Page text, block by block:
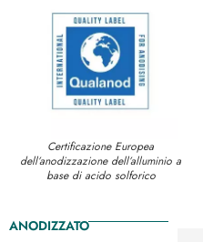
Certificazione Europea
dell’anodizzazione dell’alluminio a
base di acido solforico
ANODIZZATO